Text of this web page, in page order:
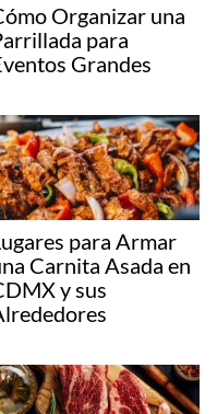
Organizar una
para
Grandes
para Armar
Carnita Asada en
y sus